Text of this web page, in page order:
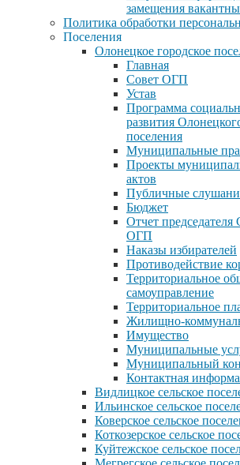
замещения
Политика обработки
Поселения
Олонецкое городское
Главная
Совет ОГП
Устав
Программа
развития
поселения
Муниципальные
Проекты
актов
Публичные
Бюджет
Отчет
ОГП
Наказы избирателей
Противодействие
Территориальное
самоуправление
Территориальное
Жилищно-
Имущество
Муниципальные
Муниципальный
Контактная
Видлицкое сельское
Ильинское сельское
Коверское сельское
Коткозерское сельское
Куйтежское сельское